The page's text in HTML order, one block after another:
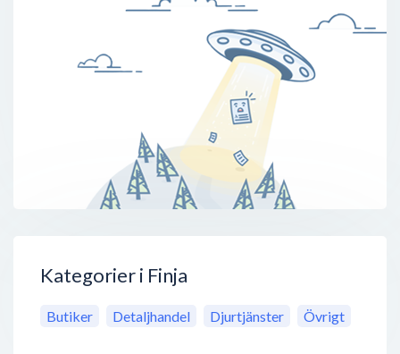
Kategorier i Finja
Butiker Detaljhandel Djurtjänster Övrigt